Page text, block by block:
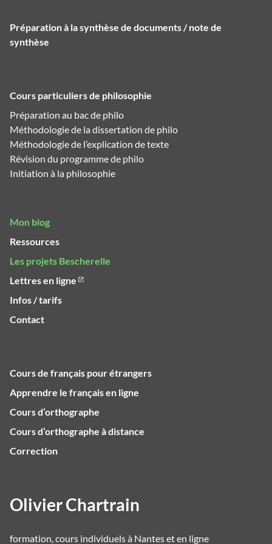
Préparation à la synthèse de documents / note de
synthèse
Cours particuliers de philosophie
Préparation au bac de philo
Méthodologie de la dissertation de philo
Méthodologie de l’explication de texte
Révision du programme de philo
Initiation à la philosophie
Mon blog
Ressources
Les projets Bescherelle
Lettres en ligne
Infos / tarifs
Contact
Cours de français pour étrangers
Apprendre le français en ligne
Cours d’orthographe
Cours d’orthographe à distance
Correction
Olivier Chartrain
formation, cours individuels à Nantes et en ligne